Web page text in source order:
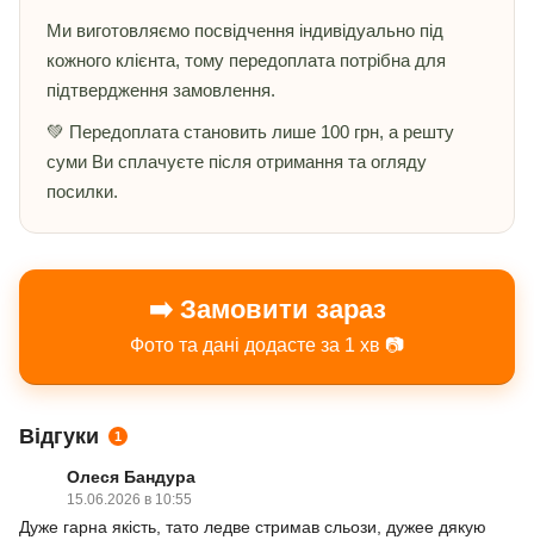
Ми виготовляємо посвідчення індивідуально під
кожного клієнта, тому передоплата потрібна для
підтвердження замовлення.
💚 Передоплата становить лише 100 грн, а решту
суми Ви сплачуєте після отримання та огляду
посилки.
➡️ Замовити зараз
Фото та дані додасте за 1 хв 📷
Відгуки 1
Олеся Бандура
15.06.2026 в 10:55
Дуже гарна якість, тато ледве стримав сльози, дужее дякую